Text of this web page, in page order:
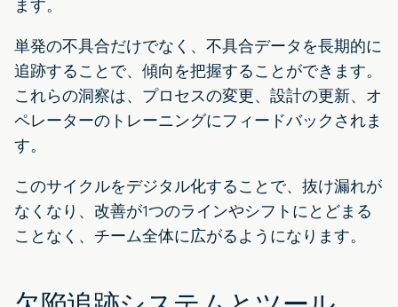
ます。
単発の不具合だけでなく、不具合データを長期的に
追跡することで、傾向を把握することができます。
これらの洞察は、プロセスの変更、設計の更新、オ
ペレーターのトレーニングにフィードバックされま
す。
このサイクルをデジタル化することで、抜け漏れが
なくなり、改善が1つのラインやシフトにとどまる
ことなく、チーム全体に広がるようになります。